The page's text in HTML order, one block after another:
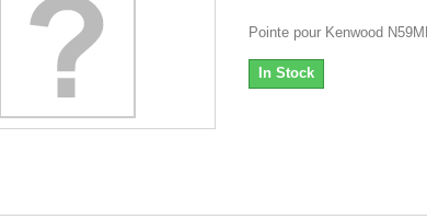
Pointe pour Kenwood
In Stock